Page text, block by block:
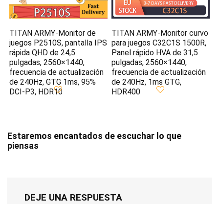
TITAN ARMY-Monitor de
juegos P2510S, pantalla IPS
rápida QHD de 24,5
pulgadas, 2560×1440,
frecuencia de actualización
de 240Hz, GTG 1ms, 95%
DCI-P3, HDR10
TITAN ARMY-Monitor curvo
para juegos C32C1S 1500R,
Panel rápido HVA de 31,5
pulgadas, 2560×1440,
frecuencia de actualización
de 240Hz, 1ms GTG,
HDR400
Estaremos encantados de escuchar lo que
piensas
DEJE UNA RESPUESTA